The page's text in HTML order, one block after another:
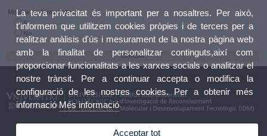
Mostrar en format cita
Si
No
La teva privacitat és important per a nosaltres. Per això,
t'informem que utilitzem cookies pròpies i de tercers per a
realitzar anàlisis d'ús i mesurament de la nostra pàgina web
amb la finalitat de personalitzar continguts,així com
proporcionar funcionalitats a les xarxes socials o analitzar el
nostre trànsit. Per a continuar accepta o modifica la
configuració de les nostres cookies. Per a obtenir més
informacióMés informació
Acceptar tot